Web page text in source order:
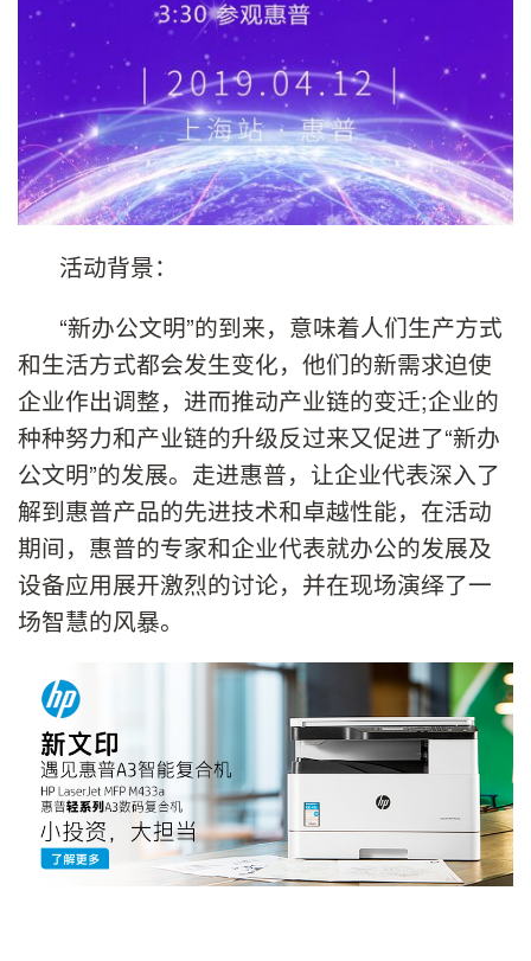
活动背景：
“新办公文明”的到来，意味着人们生产方式
和生活方式都会发生变化，他们的新需求迫使
企业作出调整，进而推动产业链的变迁;企业的
种种努力和产业链的升级反过来又促进了“新办
公文明”的发展。走进惠普，让企业代表深入了
解到惠普产品的先进技术和卓越性能，在活动
期间，惠普的专家和企业代表就办公的发展及
设备应用展开激烈的讨论，并在现场演绎了一
场智慧的风暴。